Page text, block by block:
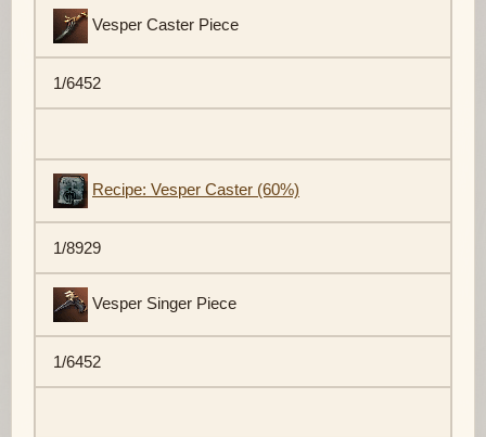
Vesper Caster Piece
1/6452
Recipe: Vesper Caster (60%)
1/8929
Vesper Singer Piece
1/6452